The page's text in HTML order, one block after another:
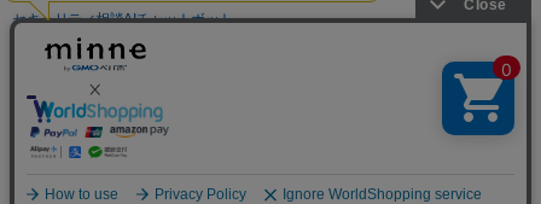
セキュリティ相談AIチャットボット
実在証明・盗聴対策
サイバー攻撃対策（GMO Flatt Security）
セキュリティ事業の軌跡